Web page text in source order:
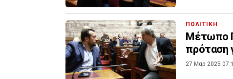
ΠΟΛΙΤΙΚΗ
Μέτωπο
πρόταση
27 Μαρ 2025